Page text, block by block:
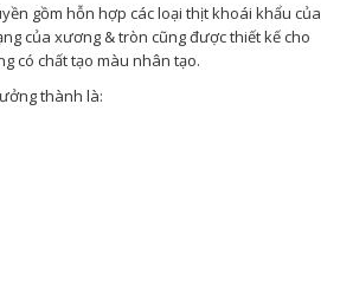
gồm hỗn hợp các loại thịt khoái khẩu của
của xương & tròn cũng được thiết kế cho
có chất tạo màu nhân tạo.
thành là: